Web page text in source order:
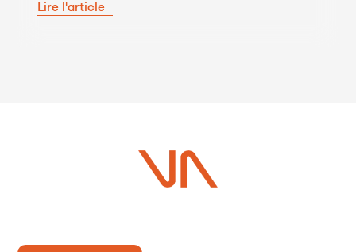
comportements des clients, à personnaliser les
Lire l'article